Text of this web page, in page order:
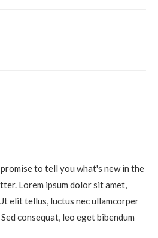
to tell you what's new in the
Lorem ipsum dolor sit amet,
elit tellus, luctus nec ullamcorper
consequat, leo eget bibendum